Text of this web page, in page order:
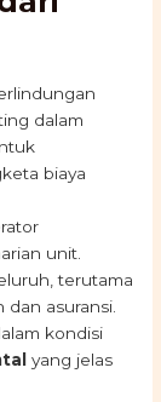
dalam
biaya
unit.
terutama
asuransi.
kondisi
yang jelas